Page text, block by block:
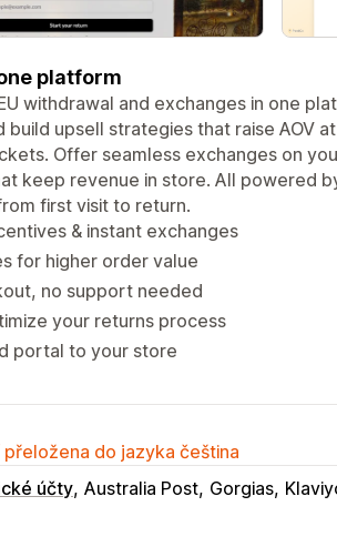
platform
withdrawal and exchanges in one
upsell strategies that raise AOV
Offer seamless exchanges on
keep revenue in store. All powered
first visit to return.
& instant exchanges
for higher order value
no support needed
your returns process
portal to your store
do jazyka čeština
účty Australia Post Gorgias